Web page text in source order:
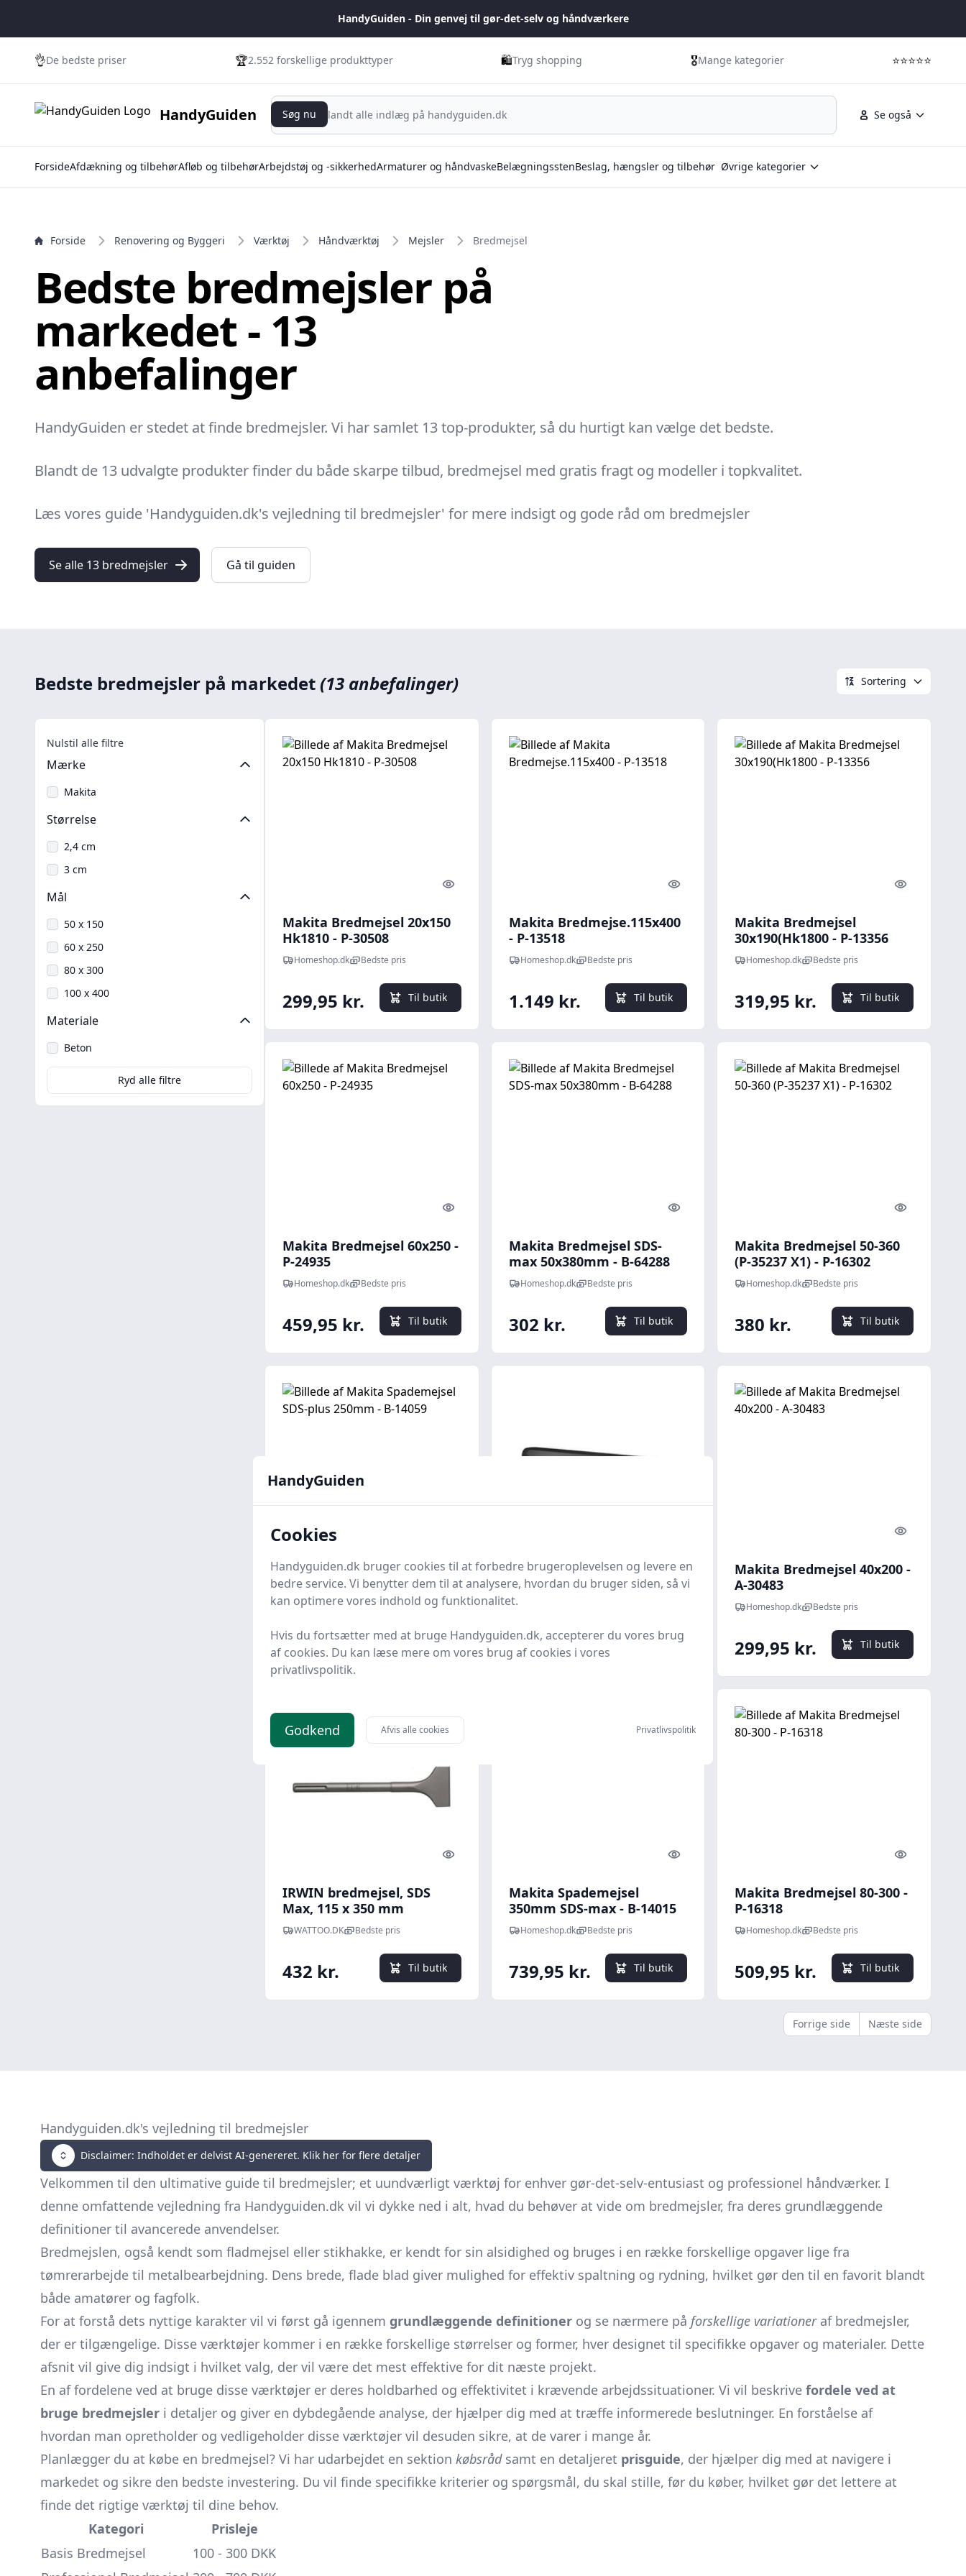
HandyGuiden - Din genvej til gør-det-selv og håndværkere
👌De bedste priser 🏆2.552 forskellige produkttyper 🛍️Tryg shopping 🎖️Mange kategorier ⭐⭐⭐⭐⭐
HandyGuiden Se også
Søg nu
Søg nu
ForsideAfdækning og tilbehørAfløb og tilbehørArbejdstøj og -sikkerhedArmaturer og håndvaskeBelægningsstenBeslag, hængsler og tilbehør Øvrige kategorier
Forside Renovering og Byggeri Værktøj Håndværktøj Mejsler Bredmejsel
Bedste bredmejsler på
markedet - 13
anbefalinger
HandyGuiden er stedet at finde bredmejsler. Vi har samlet 13 top-produkter, så du hurtigt kan vælge det bedste.
Blandt de 13 udvalgte produkter finder du både skarpe tilbud, bredmejsel med gratis fragt og modeller i topkvalitet.
Læs vores guide 'Handyguiden.dk's vejledning til bredmejsler' for mere indsigt og gode råd om bredmejsler
Se alle 13 bredmejsler Gå til guiden
Bedste bredmejsler på markedet(13 anbefalinger) Sortering
Nulstil alle filtre
Mærke
Makita
Størrelse
2,4 cm
3 cm
Mål
50 x 150
60 x 250
80 x 300
100 x 400
Materiale
Beton
Ryd alle filtre
Quick look
Makita Bredmejsel 20x150
Hk1810 - P-30508
Homeshop.dk Bedste pris
299,95 kr. Til butik
Quick look
Makita Bredmejse.115x400
- P-13518
Homeshop.dk Bedste pris
1.149 kr. Til butik
Quick look
Makita Bredmejsel
30x190(Hk1800 - P-13356
Homeshop.dk Bedste pris
319,95 kr. Til butik
Quick look
Makita Bredmejsel 60x250 -
P-24935
Homeshop.dk Bedste pris
459,95 kr. Til butik
Quick look
Makita Bredmejsel SDS-
max 50x380mm - B-64288
Homeshop.dk Bedste pris
302 kr. Til butik
Quick look
Makita Bredmejsel 50-360
(P-35237 X1) - P-16302
Homeshop.dk Bedste pris
380 kr. Til butik
Makita Spademejsel SDS-
plus 250mm - B-14059
Homeshop.dk Bedste pris
269,95 kr. Til butik
Fladmejsel hrdmetal, 24 x
200 mm
579 kr. Til butik
Quick look
Makita Bredmejsel 40x200 -
A-30483
Homeshop.dk Bedste pris
299,95 kr. Til butik
Quick look
IRWIN bredmejsel, SDS
Max, 115 x 350 mm
WATTOO.DK Bedste pris
432 kr. Til butik
Quick look
Makita Spademejsel
350mm SDS-max - B-14015
Homeshop.dk Bedste pris
739,95 kr. Til butik
Quick look
Makita Bredmejsel 80-300 -
P-16318
Homeshop.dk Bedste pris
509,95 kr. Til butik
Forrige side Næste side
Handyguiden.dk's vejledning til bredmejsler
Disclaimer: Indholdet er delvist AI-genereret. Klik her for flere detaljer
Velkommen til den ultimative guide til bredmejsler; et uundværligt værktøj for enhver gør-det-selv-entusiast og professionel håndværker. I
denne omfattende vejledning fra Handyguiden.dk vil vi dykke ned i alt, hvad du behøver at vide om bredmejsler, fra deres grundlæggende
definitioner til avancerede anvendelser.
Bredmejslen, også kendt som fladmejsel eller stikhakke, er kendt for sin alsidighed og bruges i en række forskellige opgaver lige fra
tømrerarbejde til metalbearbejdning. Dens brede, flade blad giver mulighed for effektiv spaltning og rydning, hvilket gør den til en favorit blandt
både amatører og fagfolk.
For at forstå dets nyttige karakter vil vi først gå igennem grundlæggende definitioner og se nærmere på forskellige variationeraf bredmejsler,
der er tilgængelige. Disse værktøjer kommer i en række forskellige størrelser og former, hver designet til specifikke opgaver og materialer. Dette
afsnit vil give dig indsigt i hvilket valg, der vil være det mest effektive for dit næste projekt.
En af fordelene ved at bruge disse værktøjer er deres holdbarhed og effektivitet i krævende arbejdssituationer. Vi vil beskrive fordele ved at
bruge bredmejsler i detaljer og giver en dybdegående analyse, der hjælper dig med at træffe informerede beslutninger. En forståelse af
hvordan man opretholder og vedligeholder disse værktøjer vil desuden sikre, at de varer i mange år.
Planlægger du at købe en bredmejsel? Vi har udarbejdet en sektion købsrådsamt en detaljeret prisguide, der hjælper dig med at navigere i
markedet og sikre den bedste investering. Du vil finde specifikke kriterier og spørgsmål, du skal stille, før du køber, hvilket gør det lettere at
finde det rigtige værktøj til dine behov.
Kategori
Prisleje
Basis Bredmejsel
100 - 300 DKK
HandyGuiden
Cookies
Handyguiden.dk bruger cookies til at forbedre brugeroplevelsen og levere en
bedre service. Vi benytter dem til at analysere, hvordan du bruger siden, så vi
kan optimere vores indhold og funktionalitet.
Hvis du fortsætter med at bruge Handyguiden.dk, accepterer du vores brug
af cookies. Du kan læse mere om vores brug af cookies i vores
privatlivspolitik.
Godkend Afvis alle cookies Privatlivspolitik